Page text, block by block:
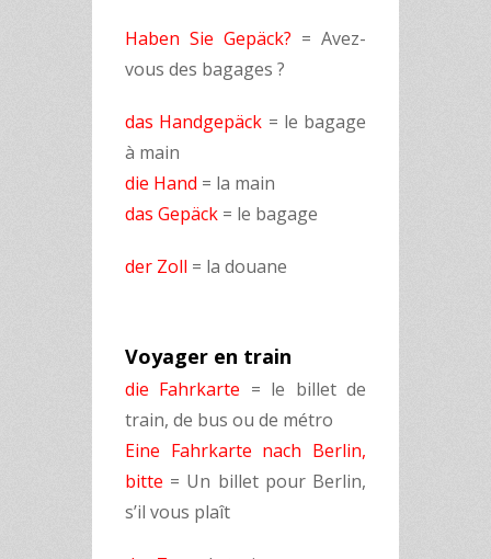
Haben Sie Gepäck? = Avez-
vous des bagages ?
das Handgepäck = le bagage
à main
die Hand = la main
das Gepäck = le bagage
der Zoll = la douane
Voyager en train
die Fahrkarte = le billet de
train, de bus ou de métro
Eine Fahrkarte nach Berlin,
bitte = Un billet pour Berlin,
s’il vous plaît